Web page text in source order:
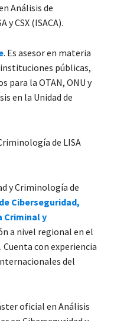
Análisis de
CSX (ISACA).
. Es asesor en materia
públicas,
para la OTAN, ONU y
en la Unidad de
de LISA
y Criminología de
Ciberseguridad,
Criminal y
a nivel regional en el
con experiencia
del
oficial en Análisis